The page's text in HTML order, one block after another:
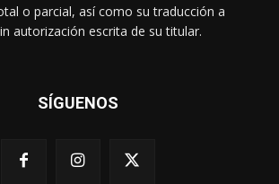
o parcial, así como su traducción a
autorización escrita de su titular.
SÍGUENOS